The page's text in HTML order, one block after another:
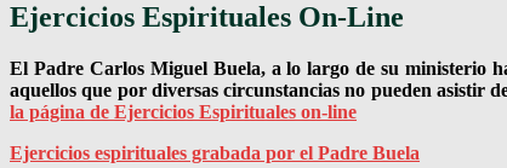
Ejercicios Espirituales On-Line
El Padre Carlos Miguel Buela, a lo largo de su ministerio
aquellos que por diversas circunstancias no pueden asistir
la página de Ejercicios Espirituales on-line
Ejercicios espirituales grabada por el Padre Buela